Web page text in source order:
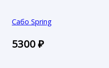
Сабо Spring
5300₽